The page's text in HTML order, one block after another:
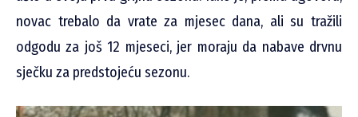
novac trebalo da vrate za mjesec dana, ali su tražili
odgodu za još 12 mjeseci, jer moraju da nabave drvnu
sječku za predstojeću sezonu.